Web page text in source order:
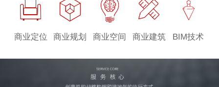
商业定位 商业规划 商业空间 商业建筑 BIM技术